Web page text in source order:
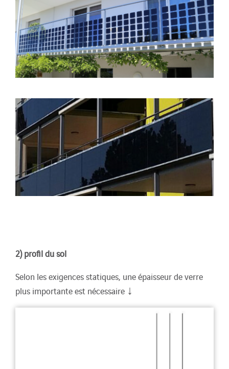
2) profil du sol
Selon les exigences statiques, une épaisseur de verre
plus importante est nécessaire ↓